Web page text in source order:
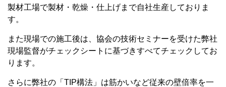
製材工場で製材・乾燥・仕上げまで自社生産しておりま
す。
また現場での施工後は、協会の技術セミナーを受けた弊社
現場監督がチェックシートに基づきすべてチェックしてお
ります。
さらに弊社の「TIP構法」は筋かいなど従来の壁倍率を一